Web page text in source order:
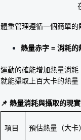
體重管理遵循一個簡單的
熱量赤字 = 消耗
運動的確能增加熱量消
就能攝取上百大卡的熱量
📌 熱量消耗與攝取的現
項目 預估熱量（大卡